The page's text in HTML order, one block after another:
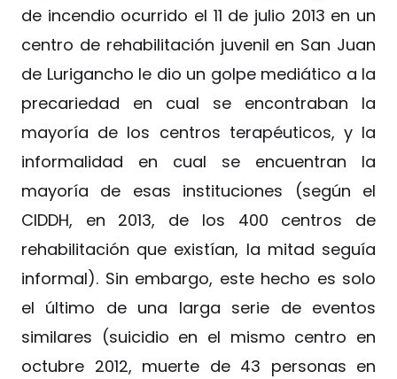
de incendio ocurrido el 11 de julio 2013 en un
centro de rehabilitación juvenil en San Juan
de Lurigancho le dio un golpe mediático a la
precariedad en cual se encontraban la
mayoría de los centros terapéuticos, y la
informalidad en cual se encuentran la
mayoría de esas instituciones (según el
CIDDH, en 2013, de los 400 centros de
rehabilitación que existían, la mitad seguía
informal). Sin embargo, este hecho es solo
el último de una larga serie de eventos
similares (suicidio en el mismo centro en
octubre 2012, muerte de 43 personas en